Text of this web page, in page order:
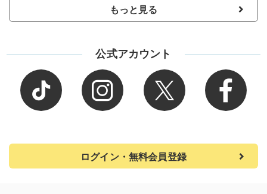
もっと見る
公式アカウント
ログイン・無料会員登録